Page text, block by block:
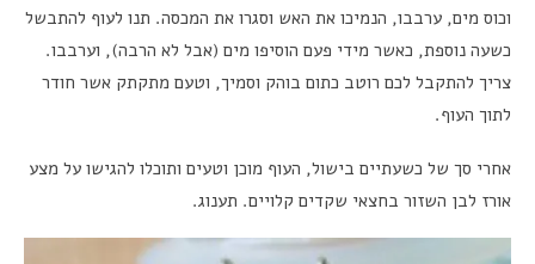
וכוס מים, ערבבו, הנמיכו את האש וסגרו את המכסה. תנו לעוף להתבשל
כשעה נוספת, כאשר מידי פעם הוסיפו מים (אבל לא הרבה), וערבבו.
צריך להתקבל לכם רוטב כתום בוהק וסמיך, וטעם מתקתק אשר חודר
לתוך העוף.
אחרי סך של כשעתיים בישול, העוף מוכן וטעים ותוכלו להגישו על מצע
אורז לבן השזור בחצאי שקדים קלויים. תענוג.